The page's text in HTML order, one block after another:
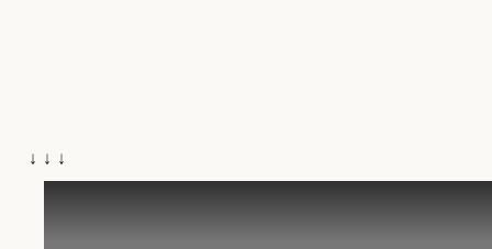
↓ ↓ ↓